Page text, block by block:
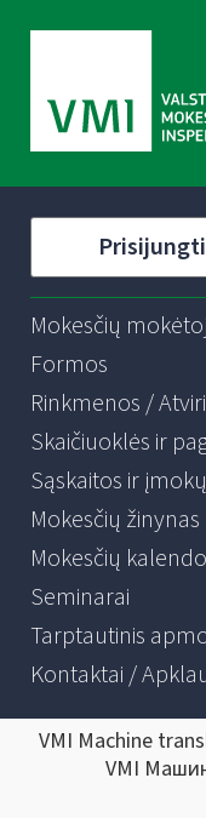
Prisijungti
Mokesčių
Formos
Rinkmenos /
Skaičiuoklės ir
Sąskaitos ir
Mokesčių žinynas
Mokesčių
Seminarai
Tarptautinis
Kontaktai /
VMI Machine
VMI